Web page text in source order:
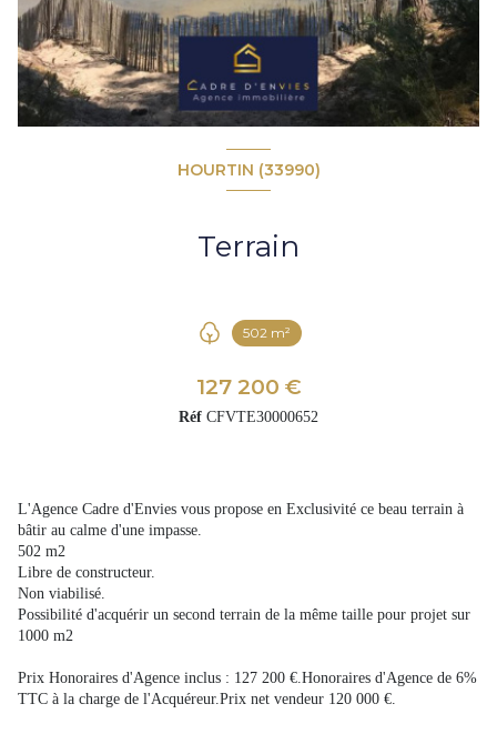
HOURTIN (33990)
Terrain
502 m²
127 200 €
Réf CFVTE30000652
L'Agence Cadre d'Envies vous propose en Exclusivité ce beau terrain à
bâtir au calme d'une impasse.
502 m2
Libre de constructeur.
Non viabilisé.
Possibilité d'acquérir un second terrain de la même taille pour projet sur
1000 m2
Prix Honoraires d'Agence inclus : 127 200 €.Honoraires d'Agence de 6%
TTC à la charge de l'Acquéreur.Prix net vendeur 120 000 €.